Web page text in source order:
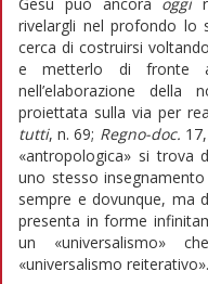
rivelargli nel profondo lo
cerca di costruirsi
e metterlo di fronte
nell’elaborazione della
proiettata sulla via per
tutti, n. 69; Regno-doc.
«antropologica» si trova
uno stesso
sempre e dovunque, ma
presenta in forme
un «universalismo»
«universalismo reiterativo».